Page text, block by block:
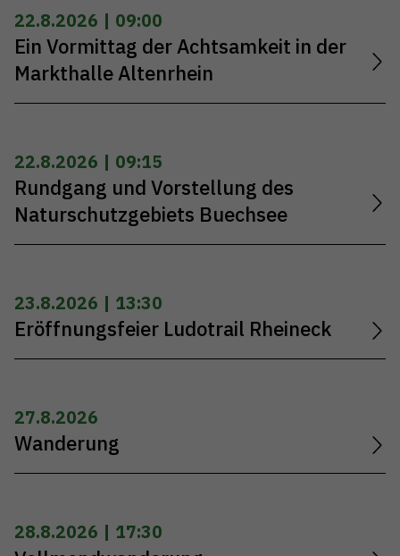
22.8.2026 | 09:00
Ein Vormittag der Achtsamkeit in der
Markthalle Altenrhein
22.8.2026 | 09:15
Rundgang und Vorstellung des
Naturschutzgebiets Buechsee
23.8.2026 | 13:30
Eröffnungsfeier Ludotrail Rheineck
27.8.2026
Wanderung
28.8.2026 | 17:30